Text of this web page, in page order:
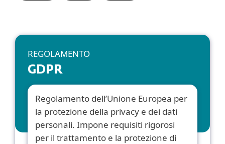
REGOLAMENTO
GDPR
Regolamento dell’Unione Europea per
la protezione della privacy e dei dati
personali. Impone requisiti rigorosi
per il trattamento e la protezione di